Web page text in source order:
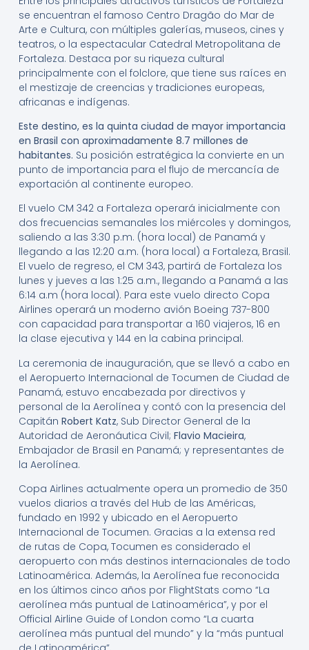
se encuentran el famoso Centro Dragão do Mar de
Arte e Cultura, con múltiples galerías, museos, cines y
teatros, o la espectacular Catedral Metropolitana de
Fortaleza. Destaca por su riqueza cultural
principalmente con el folclore, que tiene sus raíces en
el mestizaje de creencias y tradiciones europeas,
africanas e indígenas.
Este destino, es la quinta ciudad de mayor importancia
en Brasil con aproximadamente 8.7 millones de
habitantes. Su posición estratégica la convierte en un
punto de importancia para el flujo de mercancía de
exportación al continente europeo.
El vuelo CM 342 a Fortaleza operará inicialmente con
dos frecuencias semanales los miércoles y domingos,
saliendo a las 3:30 p.m. (hora local) de Panamá y
llegando a las 12:20 a.m. (hora local) a Fortaleza, Brasil.
El vuelo de regreso, el CM 343, partirá de Fortaleza los
lunes y jueves a las 1:25 a.m., llegando a Panamá a las
6:14 a.m (hora local). Para este vuelo directo Copa
Airlines operará un moderno avión Boeing 737-800
con capacidad para transportar a 160 viajeros, 16 en
la clase ejecutiva y 144 en la cabina principal.
La ceremonia de inauguración, que se llevó a cabo en
el Aeropuerto Internacional de Tocumen de Ciudad de
Panamá, estuvo encabezada por directivos y
personal de la Aerolínea y contó con la presencia del
Capitán Robert Katz, Sub Director General de la
Autoridad de Aeronáutica Civil; Flavio Macieira,
Embajador de Brasil en Panamá; y representantes de
la Aerolínea.
Copa Airlines actualmente opera un promedio de 350
vuelos diarios a través del Hub de las Américas,
fundado en 1992 y ubicado en el Aeropuerto
Internacional de Tocumen. Gracias a la extensa red
de rutas de Copa, Tocumen es considerado el
aeropuerto con más destinos internacionales de todo
Latinoamérica. Además, la Aerolínea fue reconocida
en los últimos cinco años por FlightStats como “La
aerolínea más puntual de Latinoamérica”, y por el
Official Airline Guide of London como “La cuarta
aerolínea más puntual del mundo” y la “más puntual